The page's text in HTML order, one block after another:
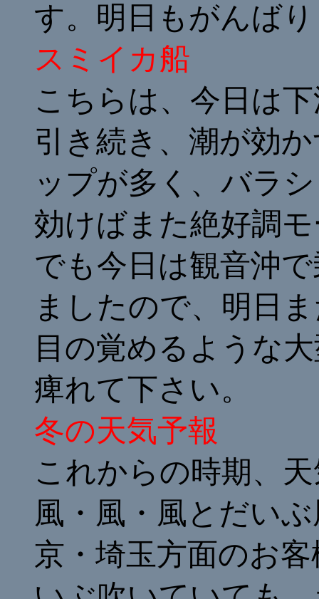
す。明日もがんば
スミイカ船
こちらは、今日は
引き続き、潮が効
ップが多く、バラ
効けばまた絶好調
でも今日は観音沖
ましたので、明日
目の覚めるような
痺れて下さい。
冬の天気予報
これからの時期、
風・風・風とだい
京・埼玉方面のお